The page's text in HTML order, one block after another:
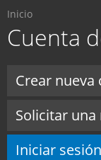
Usted está aquí
Inicio
Cuenta
Crear nueva
Solicitar
Iniciar sesión